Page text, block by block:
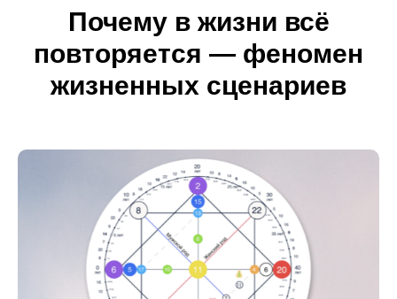
Почему в жизни всё
повторяется — феномен
жизненных сценариев